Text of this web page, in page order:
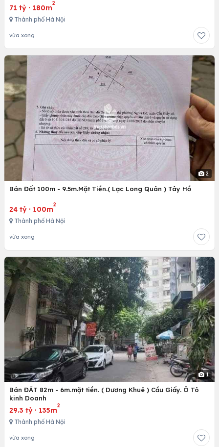
71 tỷ · 180m
2
Thành phố Hà Nội
vừa xong
2
Bán Đất 100m - 9.5m.Mặt Tiền.( Lạc Long Quân ) Tây Hồ
24 tỷ · 100m
2
Thành phố Hà Nội
vừa xong
1
Bán ĐẤT 82m - 6m.mặt tiền. ( Dương Khuê ) Cầu Giấy. Ô Tô
kinh Doanh
29.3 tỷ · 135m
2
Thành phố Hà Nội
vừa xong